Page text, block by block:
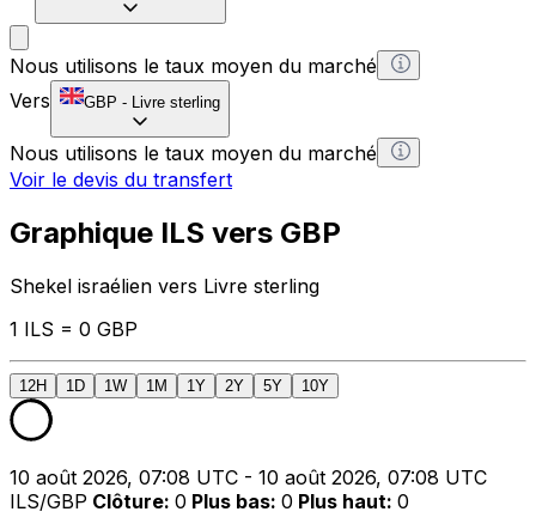
Nous utilisons le taux moyen du marché
Vers
GBP - Livre sterling
Nous utilisons le taux moyen du marché
Voir le devis du transfert
Graphique ILS vers GBP
Shekel israélien vers Livre sterling
1 ILS = 0 GBP
12H 1D 1W 1M 1Y 2Y 5Y 10Y
10 août 2026, 07:08 UTC - 10 août 2026, 07:08 UTC
ILS/GBP Clôture: 0 Plus bas: 0 Plus haut: 0